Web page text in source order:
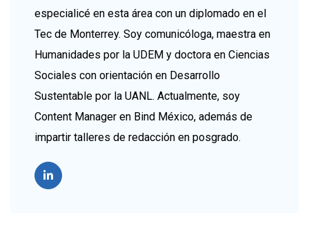
especialicé en esta área con un diplomado en el
Tec de Monterrey. Soy comunicóloga, maestra en
Humanidades por la UDEM y doctora en Ciencias
Sociales con orientación en Desarrollo
Sustentable por la UANL. Actualmente, soy
Content Manager en Bind México, además de
impartir talleres de redacción en posgrado.